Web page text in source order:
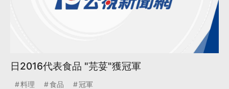
日2016代表食品 "芫荽"獲冠軍
料理 食品 冠軍